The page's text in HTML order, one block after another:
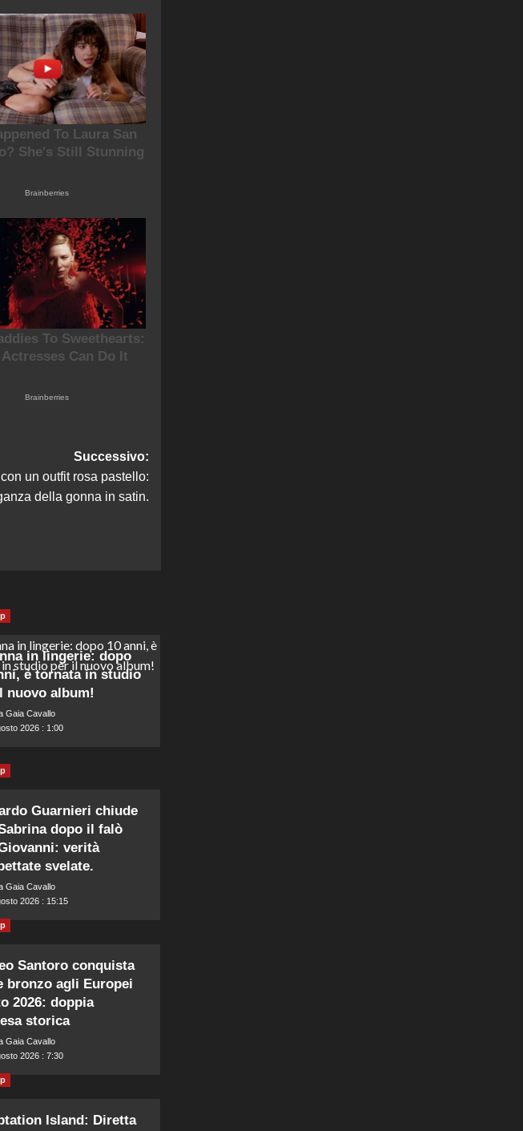
Successivo:
un outfit rosa pastello:
della gonna in satin.
in lingerie: dopo
è tornata in studio
nuovo album!
Gaia Cavallo
2026 : 1:00
Guarnieri chiude
dopo il falò
verità
svelate.
Gaia Cavallo
2026 : 15:15
Santoro conquista
bronzo agli Europei
2026: doppia
storica
Gaia Cavallo
2026 : 7:30
Island: Diretta